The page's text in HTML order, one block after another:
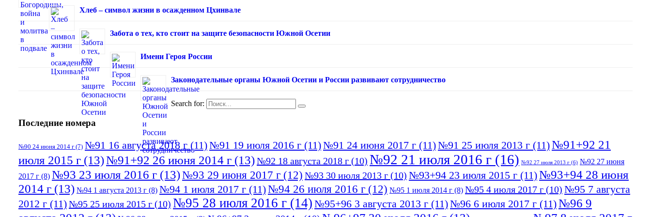
Хлеб – символ жизни в осажденном Цхинвале
Забота о тех, кто стоит на защите безопасности Южной Осетии
Имени Героя России
Законодательные органы Южной Осетии и России развивают сотрудничество
Search for:
Последние номера
№90 24 июня 2014 г (7) №91 16 августа 2018 г (11)№91 19 июля 2016 г (11)№91 24 июня 2017 г (11)№91 25 июля 2013 г (11)№91+92 21
июля 2015 г (13)№91+92 26 июня 2014 г (13)№92 18 августа 2018 г (10) №92 21 июля 2016 г (16) №92 27 июля 2013 г (6) №92 27 июня
2017 г (8) №93 23 июля 2016 г (13)№93 29 июня 2017 г (12) №93 30 июля 2013 г (10) №93+94 23 июля 2015 г (11)№93+94 28 июня
2014 г (13) №94 1 августа 2013 г (8) №94 1 июля 2017 г (11)№94 26 июля 2016 г (12) №95 1 июля 2014 г (8) №95 4 июля 2017 г (10) №95 7 августа
2012 г (11)№95 25 июля 2015 г (10) №95 28 июля 2016 г (14) №95+96 3 августа 2013 г (11)№96 6 июля 2017 г (11)№96 9